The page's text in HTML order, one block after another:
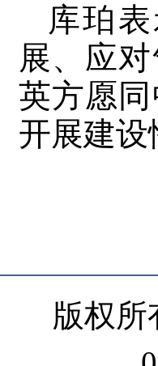
库珀
展、应
英方愿
开展建
版权所